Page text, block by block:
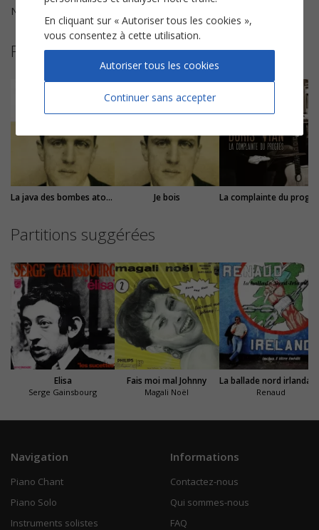
Nombre de pages
Plus de partitions de Boris Vian
La java des bombes atomiques Je bois La complainte du
Partitions suggérées
Elisa
Serge Gainsbourg
Fais moi mal Johnny
Magali Noël
La ballade nord
Renaud
Navigation
Piano Chant
Piano Solo
Instruments solistes
Informations
Contactez-nous
Qui sommes-nous
FAQ
En cliquant sur « Autoriser tous les cookies »,
vous consentez à cette utilisation.
Continuer sans accepter
Autoriser tous les cookies